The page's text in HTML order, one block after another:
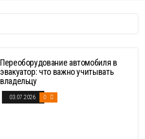
Переоборудование автомобиля в
эвакуатор: что важно учитывать
владельцу
03.07.2026 0